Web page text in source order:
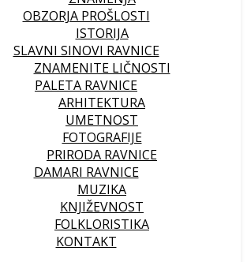
OBZORJA PROŠLOSTI
ISTORIJA
SLAVNI SINOVI RAVNICE
ZNAMENITE LIČNOSTI
PALETA RAVNICE
ARHITEKTURA
UMETNOST
FOTOGRAFIJE
PRIRODA RAVNICE
DAMARI RAVNICE
MUZIKA
KNJIŽEVNOST
FOLKLORISTIKA
KONTAKT